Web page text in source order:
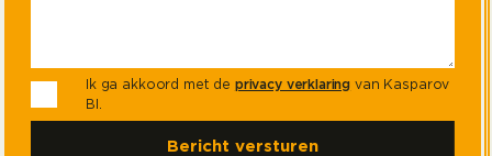
Ik ga akkoord met de privacy verklaring van Kasparov
BI.